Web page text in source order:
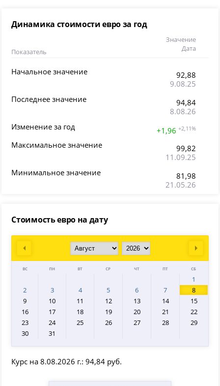
Динамика стоимости евро за год
Показатель
Значение
Дата
Начальное значение
92,88
9.08.25
Последнее значение
94,84
8.08.26
Изменение за год
+1,96 +2,11%
Максимальное значение
99,82
11.09.25
Минимальное значение
81,98
21.05.26
Стоимость евро на дату
Prev Next
ВС ПН ВТ СР ЧТ ПТ СБ
1
2
3 4 5 6 7
8
9
10 11 12 13 14
15
16
17 18 19 20 21
22
23
24 25 26 27 28
29
30
31
Курс на 8.08.2026 г.: 94,84 руб.